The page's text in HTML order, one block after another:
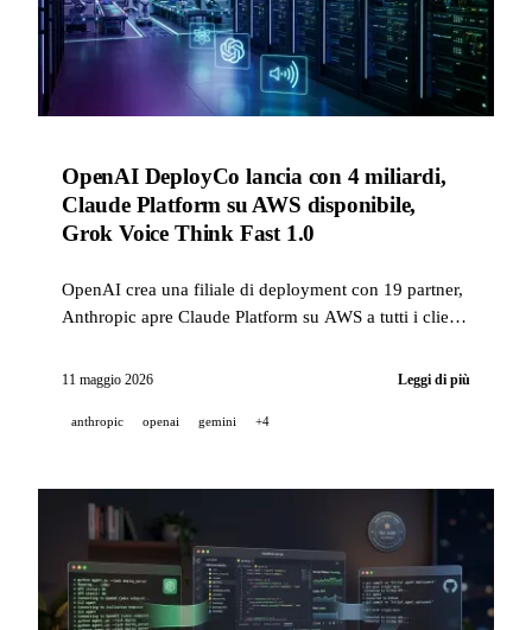
OpenAI DeployCo lancia con 4 miliardi,
Claude Platform su AWS disponibile,
Grok Voice Think Fast 1.0
OpenAI crea una filiale di deployment con 19 partner,
Anthropic apre Claude Platform su AWS a tutti i clienti
supporto clienti — più GitHub Copilot, Gemini
11 maggio 2026 Leggi di più
anthropic openai gemini +4